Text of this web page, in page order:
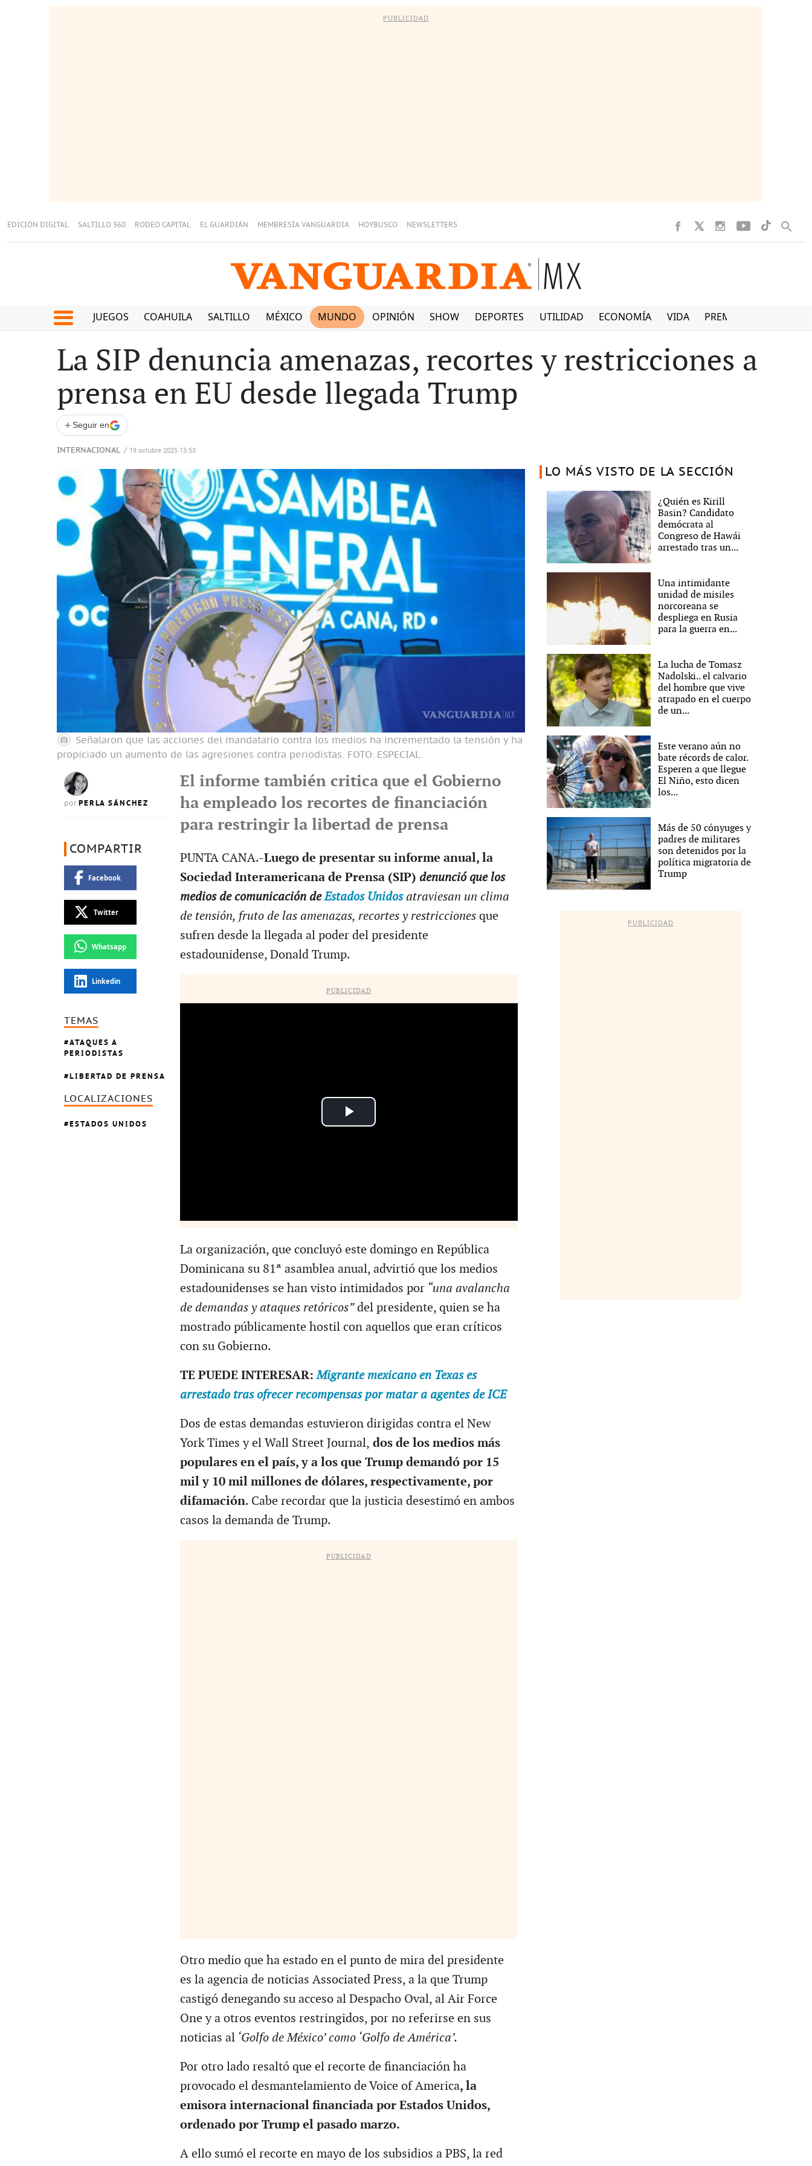
PUBLICIDAD
EDICIÓN DIGITAL SALTILLO 360 RODEO CAPITAL EL GUARDIÁN MEMBRESÍA VANGUARDIA HOYBUSCO NEWSLETTERS
JUEGOS COAHUILA SALTILLO MÉXICO MUNDO OPINIÓN SHOW DEPORTES UTILIDAD ECONOMÍA VIDA PREMIUM
La SIP denuncia amenazas, recortes y restricciones a
prensa en EU desde llegada Trump
+ Seguir en
INTERNACIONAL / 19 octubre 2025 13:53
Señalaron que las acciones del mandatario contra los medios ha incrementado la tensión y ha
propiciado un aumento de las agresiones contra periodistas. FOTO: ESPECIAL.
por PERLA SÁNCHEZ
COMPARTIR
Facebook
Twitter
Whatsapp
Linkedin
TEMAS
ATAQUES A
PERIODISTAS
LIBERTAD DE PRENSA
LOCALIZACIONES
ESTADOS UNIDOS
El informe también critica que el Gobierno
ha empleado los recortes de financiación
para restringir la libertad de prensa
PUNTA CANA.-Luego de presentar su informe anual, la
Sociedad Interamericana de Prensa (SIP) denunció que los
medios de comunicación deEstados Unidosatraviesan un clima
de tensión, fruto de las amenazas, recortes y restricciones que
sufren desde la llegada al poder del presidente
estadounidense, Donald Trump.
PUBLICIDAD
La organización, que concluyó este domingo en República
Dominicana su 81ª asamblea anual, advirtió que los medios
estadounidenses se han visto intimidados por“una avalancha
de demandas y ataques retóricos”del presidente, quien se ha
mostrado públicamente hostil con aquellos que eran críticos
con su Gobierno.
TE PUEDE INTERESAR: Migrante mexicano en Texas es
arrestado tras ofrecer recompensas por matar a agentes de ICE
Dos de estas demandas estuvieron dirigidas contra el New
York Times y el Wall Street Journal, dos de los medios más
populares en el país, y a los que Trump demandó por 15
mil y 10 mil millones de dólares, respectivamente, por
difamación. Cabe recordar que la justicia desestimó en ambos
casos la demanda de Trump.
PUBLICIDAD
Otro medio que ha estado en el punto de mira del presidente
es la agencia de noticias Associated Press, a la que Trump
castigó denegando su acceso al Despacho Oval, al Air Force
One y a otros eventos restringidos, por no referirse en sus
noticias al‘Golfo de México’ como ‘Golfo de América’.
Por otro lado resaltó que el recorte de financiación ha
provocado el desmantelamiento de Voice of America, la
emisora internacional financiada por Estados Unidos,
ordenado por Trump el pasado marzo.
A ello sumó el recorte en mayo de los subsidios a PBS, la red
LO MÁS VISTO DE LA SECCIÓN
¿Quién es Kirill
Basin? Candidato
demócrata al
Congreso de Hawái
arrestado tras un...
Una intimidante
unidad de misiles
norcoreana se
despliega en Rusia
para la guerra en...
La lucha de Tomasz
Nadolski.. el calvario
del hombre que vive
atrapado en el cuerpo
de un...
Este verano aún no
bate récords de calor.
Esperen a que llegue
El Niño, esto dicen
los...
Más de 50 cónyuges y
padres de militares
son detenidos por la
política migratoria de
Trump
PUBLICIDAD